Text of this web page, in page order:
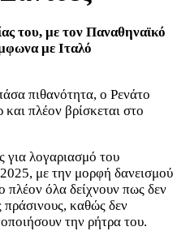
του, με τον Παναθηναϊκό
με Ιταλό
πιθανότητα, ο Ρενάτο
πλέον βρίσκεται στο
λογαριασμό του
με την μορφή δανεισμού
όλα δείχνουν πως δεν
πράσινους, καθώς δεν
την ρήτρα του.